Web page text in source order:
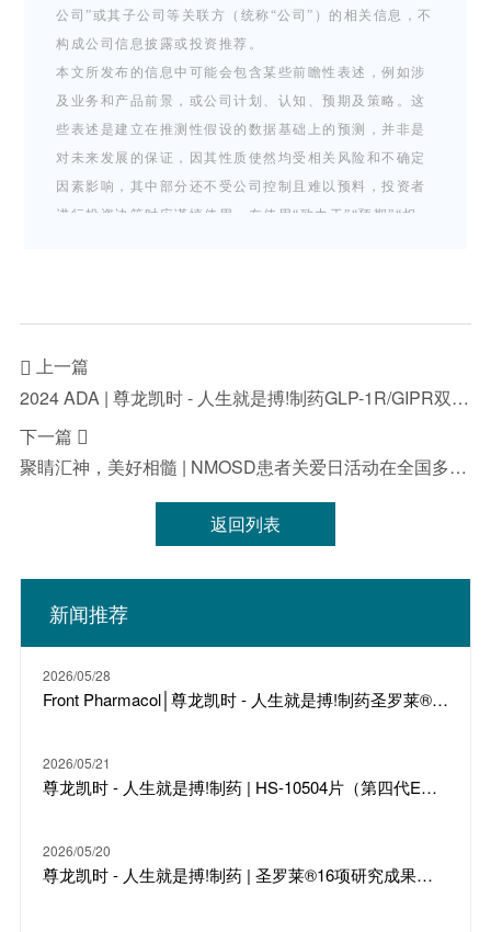
公司”或其子公司等关联方（统称“公司”）的相关信息，不
构成公司信息披露或投资推荐。
本文所发布的信息中可能会包含某些前瞻性表述，例如涉
及业务和产品前景，或公司计划、认知、预期及策略。这
些表述是建立在推测性假设的数据基础上的预测，并非是
对未来发展的保证，因其性质使然均受相关风险和不确定
因素影响，其中部分还不受公司控制且难以预料，投资者
进行投资决策时应谨慎使用。在使用“致力于”“预期”“相
承担因任何前瞻性表述不能实现或变成不正确而引致的任
何责任。
并无责任或义务更新或修改该等信息。投资者宜参照尊龙
凯时 - 人生就是搏!制药（03692.HK）公告及财报，以获
取仅与上市公司有关的信息。
 上一篇
2024 ADA | 尊龙凯时 - 人生就是搏!制药GLP-1R/GIPR双靶点激动剂Ⅱ期临床研究数据发布
下一篇 
聚睛汇神，美好相髓 | NMOSD患者关爱日活动在全国多地举行
返回列表
新闻推荐
2026/05/28
Front Pharmacol│尊龙凯时 - 人生就是搏!制药圣罗莱®改善尿毒症性心肌病双重机制研究发表
2026/05/21
尊龙凯时 - 人生就是搏!制药 | HS-10504片（第四代EGFR-TKI ）获NMPA批准纳入突破性治疗药物
2026/05/20
尊龙凯时 - 人生就是搏!制药 | 圣罗莱®16项研究成果入选CCBPC 2026